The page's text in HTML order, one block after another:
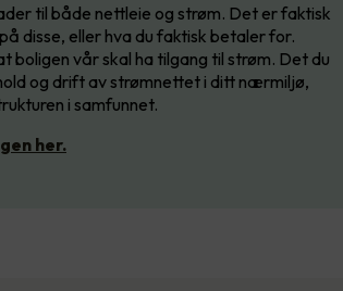
til både nettleie og strøm. Det er faktisk
disse, eller hva du faktisk betaler for.
boligen vår skal ha tilgang til strøm. Det du
og drift av strømnettet i ditt nærmiljø,
i samfunnet.
her.